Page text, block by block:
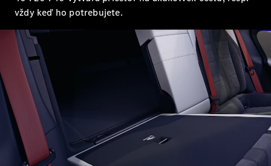
GLB
GLC
GLC
GLE kupé
GLS
Mercedes-
Maybach
GLS
Trieda
G
Elektromobil
Trieda G
vždy keď ho potrebujete.